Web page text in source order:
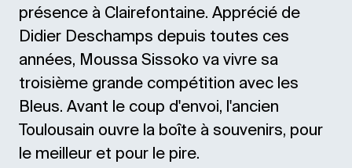
présence à Clairefontaine. Apprécié de
Didier Deschamps depuis toutes ces
années, Moussa Sissoko va vivre sa
troisième grande compétition avec les
Bleus. Avant le coup d'envoi, l'ancien
Toulousain ouvre la boîte à souvenirs, pour
le meilleur et pour le pire.